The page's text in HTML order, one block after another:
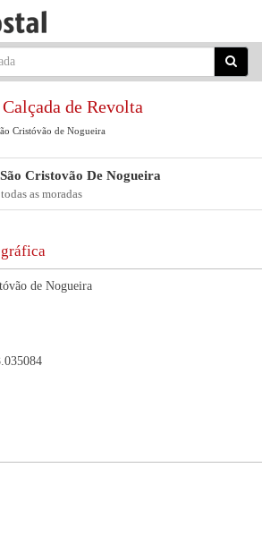
de Revolta
Cristóvão de Nogueira
Cristovão De Nogueira
as moradas
de Nogueira